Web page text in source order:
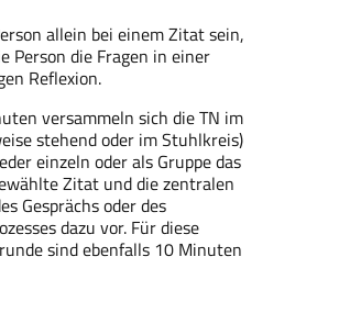
allein bei einem Zitat sein,
Person die Fragen in einer
Reflexion.
versammeln sich die TN im
stehend oder im Stuhlkreis)
einzeln oder als Gruppe das
Zitat und die zentralen
Gesprächs oder des
dazu vor. Für diese
sind ebenfalls 10 Minuten